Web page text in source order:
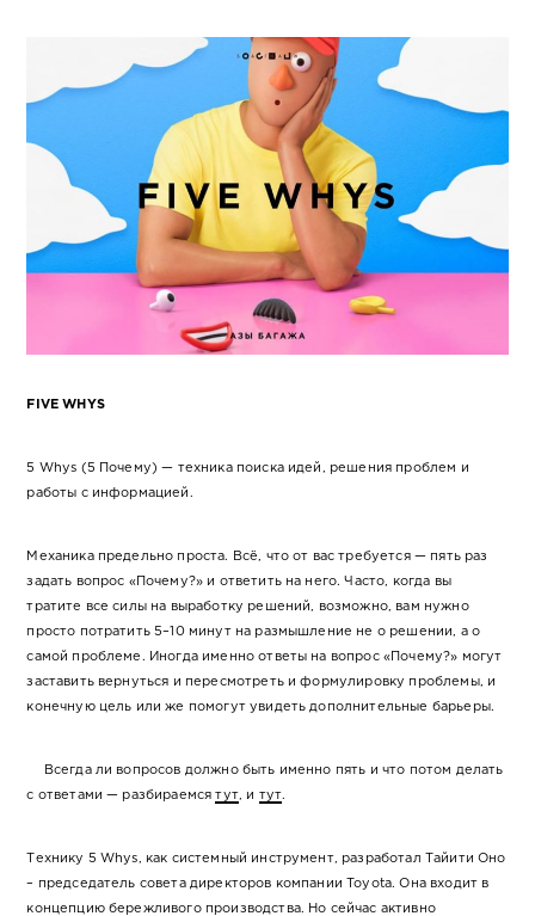
FIVE WHYS
5 Whys (5 Почему) — техника поиска идей, решения проблем и
работы с информацией.
Механика предельно проста. Всё, что от вас требуется — пять раз
задать вопрос «Почему?» и ответить на него. Часто, когда вы
тратите все силы на выработку решений, возможно, вам нужно
просто потратить 5–10 минут на размышление не о решении, а о
самой проблеме. Иногда именно ответы на вопрос «Почему?» могут
заставить вернуться и пересмотреть и формулировку проблемы, и
конечную цель или же помогут увидеть дополнительные барьеры.
Всегда ли вопросов должно быть именно пять и что потом делать
с ответами — разбираемсятут, и тут.
Технику 5 Whys, как системный инструмент, разработал Тайити Оно
– председатель совета директоров компании Toyota. Она входит в
концепцию бережливого производства. Но сейчас активно